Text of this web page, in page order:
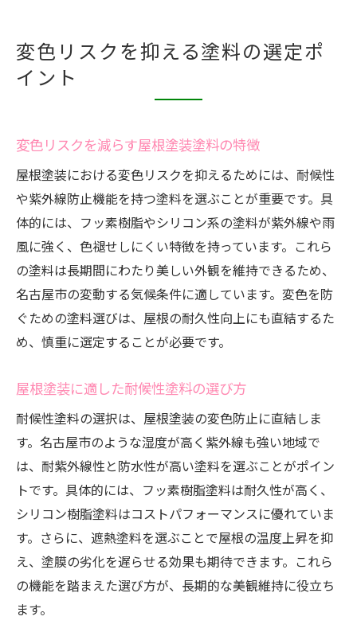
変色リスクを抑える塗料の選定ポ
イント
変色リスクを減らす屋根塗装塗料の特徴
屋根塗装における変色リスクを抑えるためには、耐候性
や紫外線防止機能を持つ塗料を選ぶことが重要です。具
体的には、フッ素樹脂やシリコン系の塗料が紫外線や雨
風に強く、色褪せしにくい特徴を持っています。これら
の塗料は長期間にわたり美しい外観を維持できるため、
名古屋市の変動する気候条件に適しています。変色を防
ぐための塗料選びは、屋根の耐久性向上にも直結するた
め、慎重に選定することが必要です。
屋根塗装に適した耐候性塗料の選び方
耐候性塗料の選択は、屋根塗装の変色防止に直結しま
す。名古屋市のような湿度が高く紫外線も強い地域で
は、耐紫外線性と防水性が高い塗料を選ぶことがポイン
トです。具体的には、フッ素樹脂塗料は耐久性が高く、
シリコン樹脂塗料はコストパフォーマンスに優れていま
す。さらに、遮熱塗料を選ぶことで屋根の温度上昇を抑
え、塗膜の劣化を遅らせる効果も期待できます。これら
の機能を踏まえた選び方が、長期的な美観維持に役立ち
ます。